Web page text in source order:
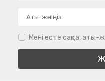
Мені есте сақта, аты-